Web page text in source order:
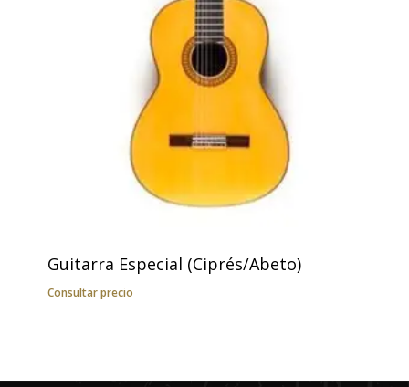
Guitarra Especial (Ciprés/Abeto)
Consultar precio